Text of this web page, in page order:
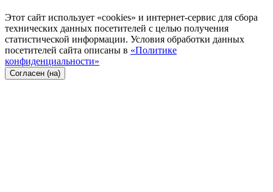
Этот сайт использует «cookies» и интернет-сервис для сбора
технических данных посетителей с целью получения
статистической информации. Условия обработки данных
посетителей сайта описаны в «Политике
конфиденциальности»
Согласен (на)